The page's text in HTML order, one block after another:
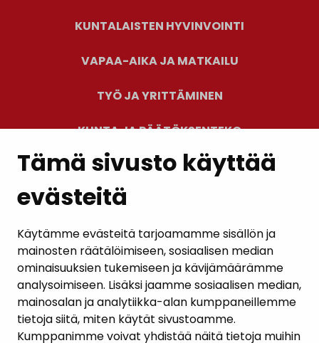
Tämä sivusto käyttää
evästeitä
Käytämme evästeitä tarjoamamme sisällön ja
mainosten räätälöimiseen, sosiaalisen median
ominaisuuksien tukemiseen ja kävijämäärämme
analysoimiseen. Lisäksi jaamme sosiaalisen median,
mainosalan ja analytiikka-alan kumppaneillemme
tietoja siitä, miten käytät sivustoamme.
Kumppanimme voivat yhdistää näitä tietoja muihin
KUNTALAISTEN HYVINVOINTI
VAPAA-AIKA JA MATKAILU
TYÖ JA YRITTÄMINEN
KUNTA JA PÄÄTÖKSENTEKO
AJANKOHTAISET
YHTEYSTIEDOT
KARTTAPALVELU